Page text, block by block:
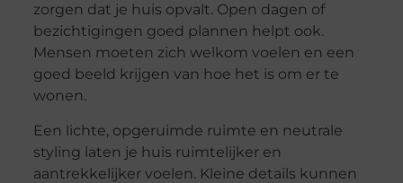
zorgen dat je huis opvalt. Open dagen of
bezichtigingen goed plannen helpt ook.
Mensen moeten zich welkom voelen en een
goed beeld krijgen van hoe het is om er te
wonen.
Een lichte, opgeruimde ruimte en neutrale
styling laten je huis ruimtelijker en
aantrekkelijker voelen. Kleine details kunnen